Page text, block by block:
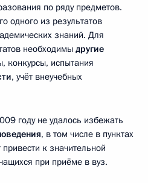
по ряду предметов.
одного из результатов
знаний. Для
необходимы другие
конкурсы, испытания
, учёт внеучебных
году не удалось избежать
, в том числе в пунктах
к значительной
при приёме в вуз.